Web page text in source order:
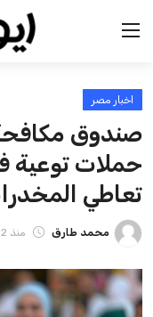
الرئيسية
اخبار مصر
عرب وعالم
اقتصاد
اخبار الرياضة
اخبار مصر
صندوق
حملات توعية
تعاطي
محمد طارق منذ 2 أشهر